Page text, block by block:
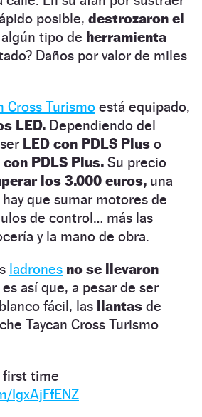
posible, destrozaron el
tipo de herramienta
Daños por valor de miles
Cross Turismo está equipado,
LED. Dependiendo del
LED con PDLS Plus o
PDLS Plus. Su precio
los 3.000 euros, una
que sumar motores de
de control… más las
y la mano de obra.
ladrones no se llevaron
así que, a pesar de ser
fácil, las llantas de
Taycan Cross Turismo
first time
IgxAjFfENZ